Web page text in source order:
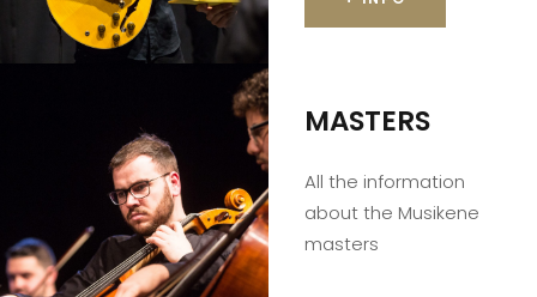
MASTERS
All the information
about the Musikene
masters